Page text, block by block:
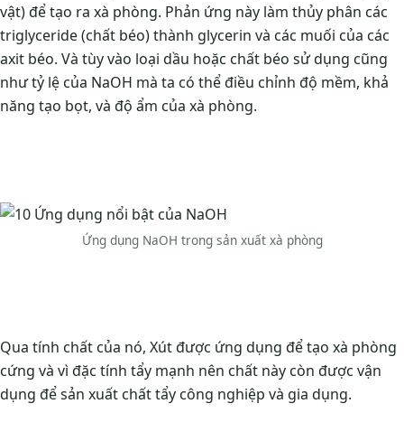
vật) để tạo ra xà phòng. Phản ứng này làm thủy phân các
triglyceride (chất béo) thành glycerin và các muối của các
axit béo. Và tùy vào loại dầu hoặc chất béo sử dụng cũng
như tỷ lệ của NaOH mà ta có thể điều chỉnh độ mềm, khả
năng tạo bọt, và độ ẩm của xà phòng.
Ứng dụng NaOH trong sản xuất xà phòng
Qua tính chất của nó, Xút được ứng dụng để tạo xà phòng
cứng và vì đặc tính tẩy mạnh nên chất này còn được vận
dụng để sản xuất chất tẩy công nghiệp và gia dụng.